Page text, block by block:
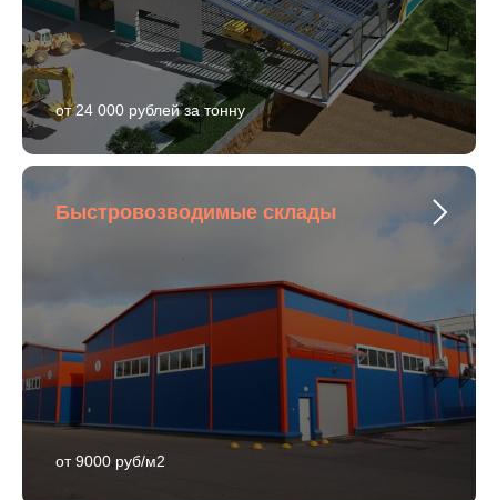
от 24 000 рублей за тонну
Быстровозводимые склады
от 9000 руб/м2